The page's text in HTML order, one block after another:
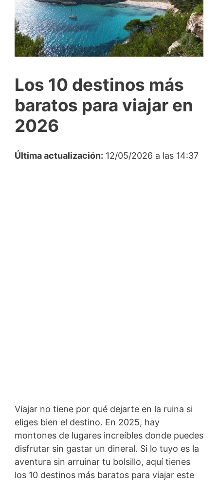
Los 10 destinos más
baratos para viajar en
2026
Última actualización: 12/05/2026 a las 14:37
Viajar no tiene por qué dejarte en la ruina si
eliges bien el destino. En 2025, hay
montones de lugares increíbles donde puedes
disfrutar sin gastar un dineral. Si lo tuyo es la
aventura sin arruinar tu bolsillo, aquí tienes
los 10 destinos más baratos para viajar este